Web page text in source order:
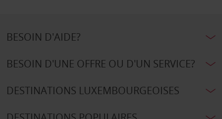
BESOIN D'AIDE?
BESOIN D'UNE OFFRE OU D'UN SERVICE?
DESTINATIONS LUXEMBOURGEOISES